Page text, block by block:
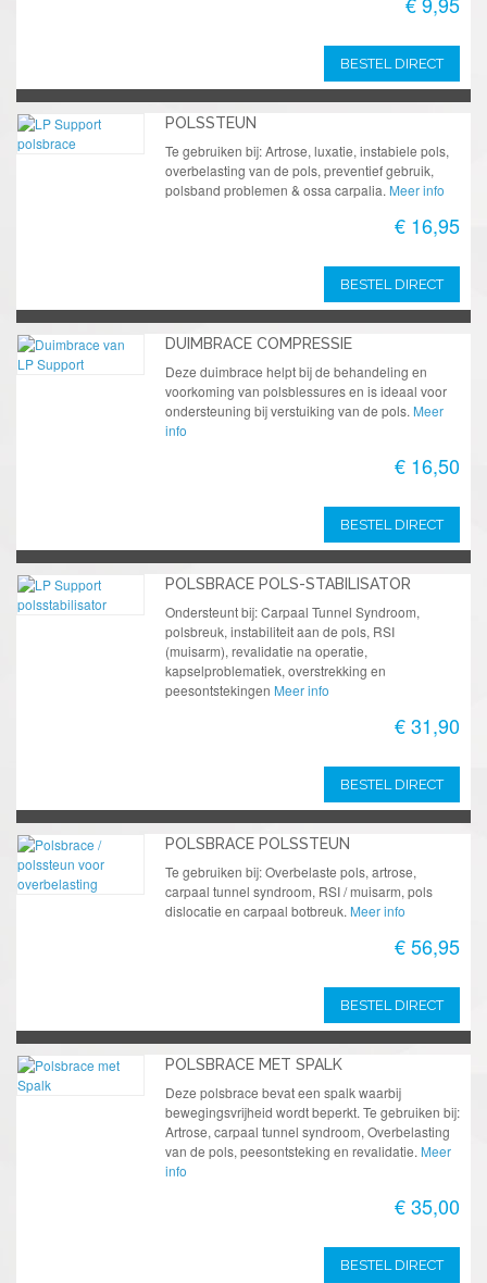
BESTEL DIRECT
POLSSTEUN
Te gebruiken bij: Artrose, luxatie, instabiele pols,
overbelasting van de pols, preventief gebruik,
polsband problemen & ossa carpalia. Meer info
€ 16,95
BESTEL DIRECT
DUIMBRACE COMPRESSIE
Deze duimbrace helpt bij de behandeling en
voorkoming van polsblessures en is ideaal voor
ondersteuning bij verstuiking van de pols. Meer
info
€ 16,50
BESTEL DIRECT
POLSBRACE POLS-STABILISATOR
Ondersteunt bij: Carpaal Tunnel Syndroom,
polsbreuk, instabiliteit aan de pols, RSI
(muisarm), revalidatie na operatie,
kapselproblematiek, overstrekking en
peesontstekingen Meer info
€ 31,90
BESTEL DIRECT
POLSBRACE POLSSTEUN
Te gebruiken bij: Overbelaste pols, artrose,
carpaal tunnel syndroom, RSI / muisarm, pols
dislocatie en carpaal botbreuk. Meer info
€ 56,95
BESTEL DIRECT
POLSBRACE MET SPALK
Deze polsbrace bevat een spalk waarbij
bewegingsvrijheid wordt beperkt. Te gebruiken bij:
Artrose, carpaal tunnel syndroom, Overbelasting
van de pols, peesontsteking en revalidatie. Meer
info
€ 35,00
BESTEL DIRECT